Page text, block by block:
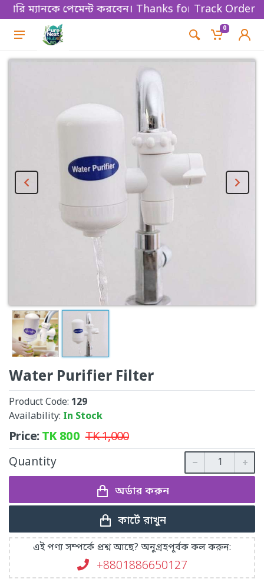
ম্যানকে পেমেন্ট করবেন। Thanks for shopping!Track Order
0
Water Purifier Filter
Product Code: 129
Availability: In Stock
Price:TK800 TK1,000
Quantity
অর্ডার করুন
কার্টে রাখুন
এই পণ্য সম্পর্কে প্রশ্ন আছে? অনুগ্রহপূর্বক কল করুন:
+8801886650127